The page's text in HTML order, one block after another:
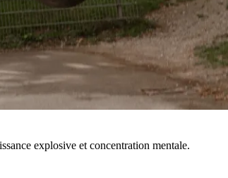
explosive et concentration mentale.